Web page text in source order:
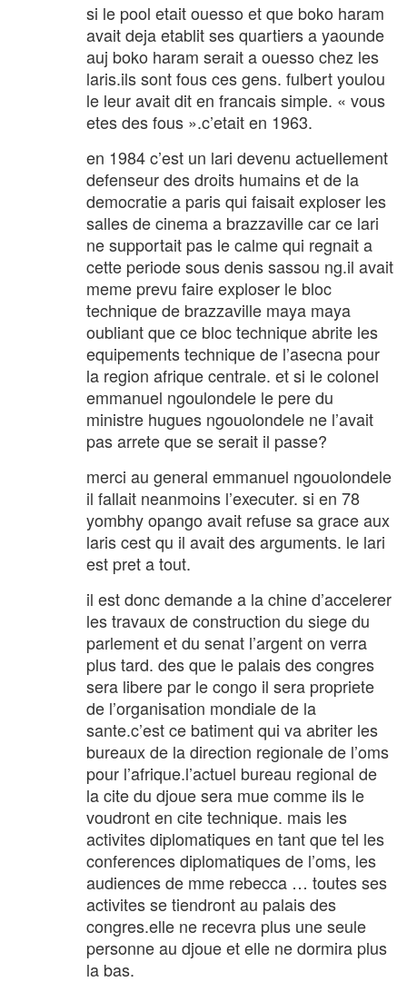
si le pool etait ouesso et que boko haram
avait deja etablit ses quartiers a yaounde
auj boko haram serait a ouesso chez les
laris.ils sont fous ces gens. fulbert youlou
le leur avait dit en francais simple. « vous
etes des fous ».c’etait en 1963.
en 1984 c’est un lari devenu actuellement
defenseur des droits humains et de la
democratie a paris qui faisait exploser les
salles de cinema a brazzaville car ce lari
ne supportait pas le calme qui regnait a
cette periode sous denis sassou ng.il avait
meme prevu faire exploser le bloc
technique de brazzaville maya maya
oubliant que ce bloc technique abrite les
equipements technique de l’asecna pour
la region afrique centrale. et si le colonel
emmanuel ngoulondele le pere du
ministre hugues ngouolondele ne l’avait
pas arrete que se serait il passe?
merci au general emmanuel ngouolondele
il fallait neanmoins l’executer. si en 78
yombhy opango avait refuse sa grace aux
laris cest qu il avait des arguments. le lari
est pret a tout.
il est donc demande a la chine d’accelerer
les travaux de construction du siege du
parlement et du senat l’argent on verra
plus tard. des que le palais des congres
sera libere par le congo il sera propriete
de l’organisation mondiale de la
sante.c’est ce batiment qui va abriter les
bureaux de la direction regionale de l’oms
pour l’afrique.l’actuel bureau regional de
la cite du djoue sera mue comme ils le
voudront en cite technique. mais les
activites diplomatiques en tant que tel les
conferences diplomatiques de l’oms, les
audiences de mme rebecca … toutes ses
activites se tiendront au palais des
congres.elle ne recevra plus une seule
personne au djoue et elle ne dormira plus
la bas.